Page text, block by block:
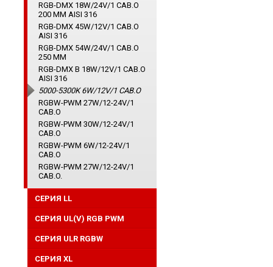
RGB-DMX 18W/24V/1 CAB.O
200 ММ AISI 316
RGB-DMX 45W/12V/1 CAB.O
AISI 316
RGB-DMX 54W/24V/1 CAB.O
250 ММ
RGB-DMX B 18W/12V/1 CAB.O
AISI 316
5000-5300K 6W/12V/1 CAB.O
RGBW-PWM 27W/12-24V/1
CAB.O
RGBW-PWM 30W/12-24V/1
CAB.O
RGBW-PWM 6W/12-24V/1
CAB.O
RGBW-PWM 27W/12-24V/1
CAB.O.
СЕРИЯ LL
СЕРИЯ UL(V) RGB PWM
СЕРИЯ ULR RGBW
CЕРИЯ XL